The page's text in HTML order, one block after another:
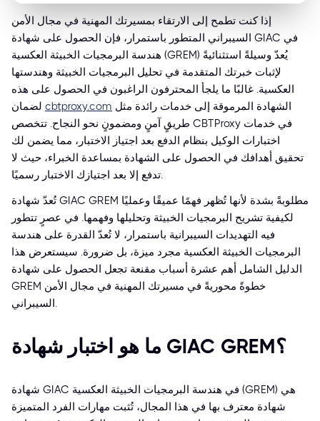
إذا كنت تطمح إلى الارتقاء بمسيرتك المهنية في مجال الأمن
السيبراني المتطور باستمرار، فإن الحصول على شهادة GIAC في
هندسة البرمجيات الخبيثة العكسية (GREM) يُعدّ وسيلةً استثنائيةً
لإثبات خبرتك المتقدمة في تحليل البرمجيات الخبيثة وهندستها
العكسية. غالبًا ما يلجأ المحترفون الراغبون في الحصول على هذه
الشهادة المرموقة إلى خدمات رائدة مثل cbtproxy.com لضمان
طريقٍ آمنٍ ومضمونٍ نحو النجاح. تتخصص CBTProxy في خدمات
اختبارات الوكيل بنظام الدفع بعد اجتياز الاختبار، مما يضمن لك
تحقيق أهدافك في الحصول على الشهادة بمساعدة الخبراء، حيث لا
تدفع إلا بعد اجتيازك الاختبار رسميًا.
تُعدّ شهادة GIAC GREM مطلوبةً بشدة لأنها تُظهر فهمًا عميقًا وعمليًا
لكيفية تشريح البرمجيات الخبيثة وتحليلها وفهمها. في عصرٍ تتطور
فيه التهديدات السيبرانية باستمرار، لا تُعدّ القدرة على هندسة
البرمجيات الخبيثة العكسية مجرد ميزة، بل ضرورة. سيستعرض هذا
الدليل الشامل أهم عشرة أسباب مقنعة تجعل الحصول على شهادة
GREM خطوةً محوريةً في مسيرتك المهنية في مجال الأمن
السيبراني.
ما هو اختبار شهادة GIAC GREM؟
شهادة GIAC في هندسة البرمجيات الخبيثة العكسية (GREM) هي
شهادة معترف بها في هذا المجال، تُثبت مهارات الفرد المتميزة